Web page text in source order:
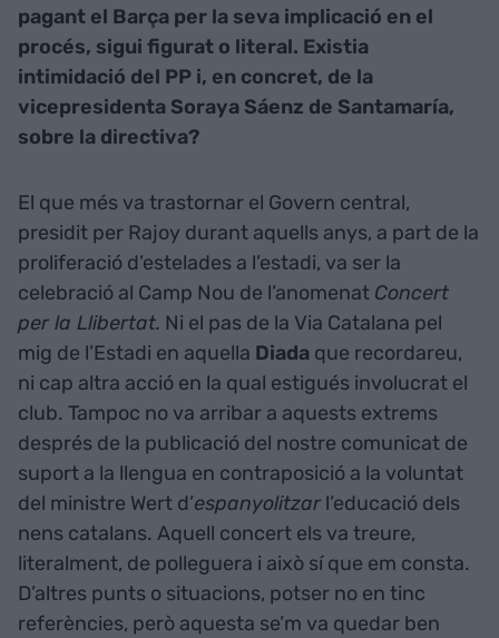
pagant el Barça per la seva implicació en el
procés, sigui figurat o literal. Existia
intimidació del PP i, en concret, de la
vicepresidenta Soraya Sáenz de Santamaría,
sobre la directiva?
El que més va trastornar el Govern central,
presidit per Rajoy durant aquells anys, a part de la
proliferació d’estelades a l’estadi, va ser la
celebració al Camp Nou de l’anomenat Concert
per la Llibertat. Ni el pas de la Via Catalana pel
mig de l’Estadi en aquella Diada que recordareu,
ni cap altra acció en la qual estigués involucrat el
club. Tampoc no va arribar a aquests extrems
després de la publicació del nostre comunicat de
suport a la llengua en contraposició a la voluntat
del ministre Wert d’espanyolitzar l’educació dels
nens catalans. Aquell concert els va treure,
literalment, de polleguera i això sí que em consta.
D’altres punts o situacions, potser no en tinc
referències, però aquesta se’m va quedar ben